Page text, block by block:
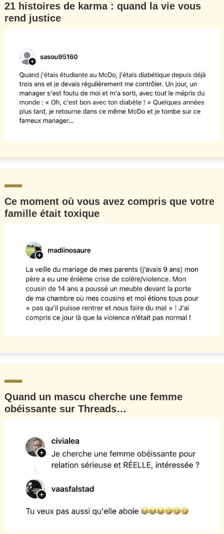
21 histoires de karma : quand la vie vous
rend justice
Ce moment où vous avez compris que votre
famille était toxique
Quand un mascu cherche une femme
obéissante sur Threads…